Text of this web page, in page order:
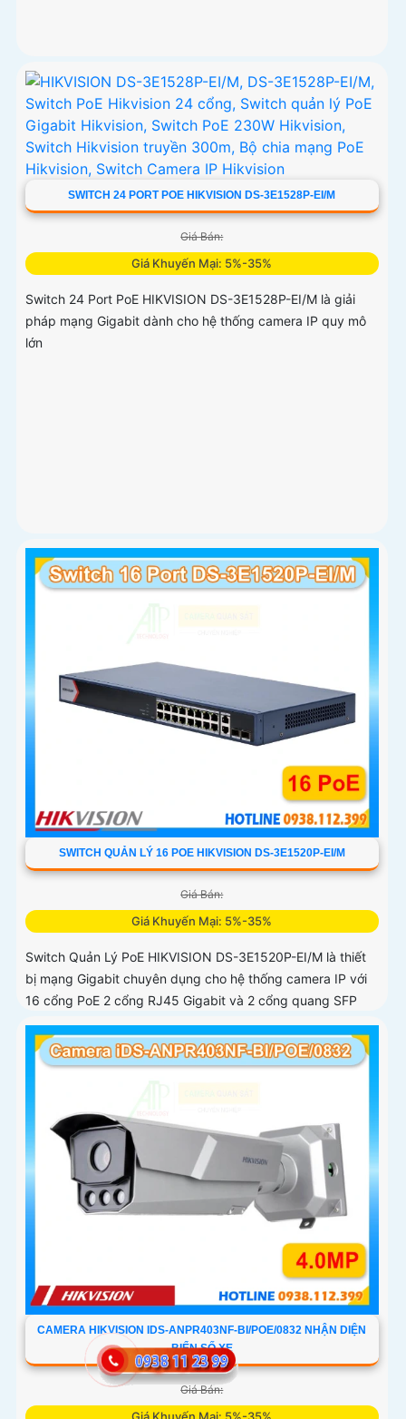
SWITCH 24 PORT POE HIKVISION DS-3E1528P-EI/M
Giá Bán:
Giá Khuyến Mại: 5%-35%
Switch 24 Port PoE HIKVISION DS-3E1528P-EI/M là giải
pháp mạng Gigabit dành cho hệ thống camera IP quy mô
lớn
SWITCH QUẢN LÝ 16 POE HIKVISION DS-3E1520P-EI/M
Giá Bán:
Giá Khuyến Mại: 5%-35%
Switch Quản Lý PoE HIKVISION DS-3E1520P-EI/M là thiết
bị mạng Gigabit chuyên dụng cho hệ thống camera IP với
16 cổng PoE 2 cổng RJ45 Gigabit và 2 cổng quang SFP
CAMERA HIKVISION IDS-ANPR403NF-BI/POE/0832 NHẬN DIỆN
BIỂN SỐ XE
Giá Bán:
Giá Khuyến Mại: 5%-35%